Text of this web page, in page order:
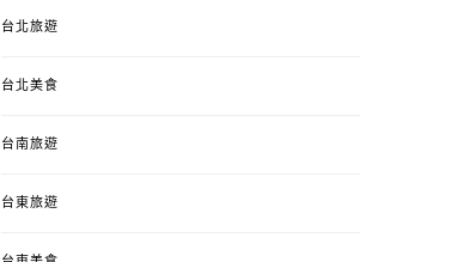
台北旅遊
台北美食
台南旅遊
台東旅遊